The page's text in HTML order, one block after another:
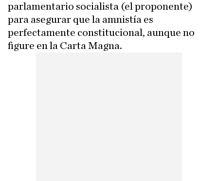
parlamentario socialista (el proponente)
para asegurar que la amnistía es
perfectamente constitucional, aunque no
figure en la Carta Magna.